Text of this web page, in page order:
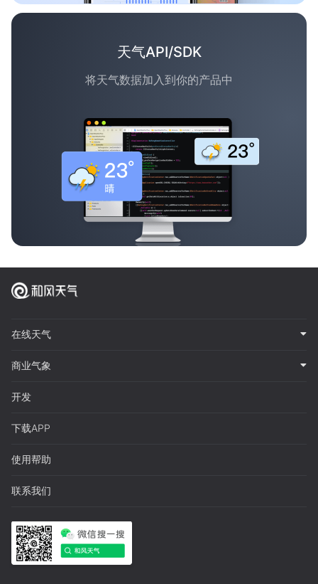
天气API/SDK
将天气数据加入到你的产品中
在线天气
商业气象
开发
下载APP
使用帮助
联系我们